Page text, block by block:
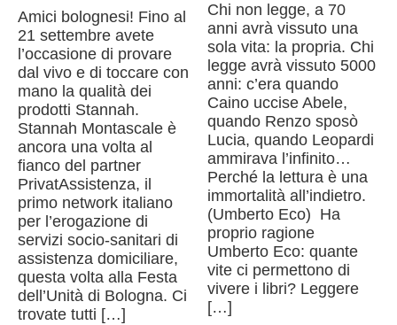
Amici bolognesi! Fino al
21 settembre avete
l’occasione di provare
dal vivo e di toccare con
mano la qualità dei
prodotti Stannah.
Stannah Montascale è
ancora una volta al
fianco del partner
PrivatAssistenza, il
primo network italiano
per l’erogazione di
servizi socio-sanitari di
assistenza domiciliare,
questa volta alla Festa
dell’Unità di Bologna. Ci
trovate tutti […]
Chi non legge, a 70
anni avrà vissuto una
sola vita: la propria. Chi
legge avrà vissuto 5000
anni: c’era quando
Caino uccise Abele,
quando Renzo sposò
Lucia, quando Leopardi
ammirava l’infinito…
Perché la lettura è una
immortalità all’indietro.
(Umberto Eco) Ha
proprio ragione
Umberto Eco: quante
vite ci permettono di
vivere i libri? Leggere
[…]